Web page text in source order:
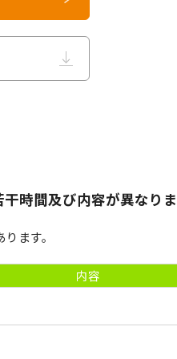
時間及び内容が異なり
ます。
内容